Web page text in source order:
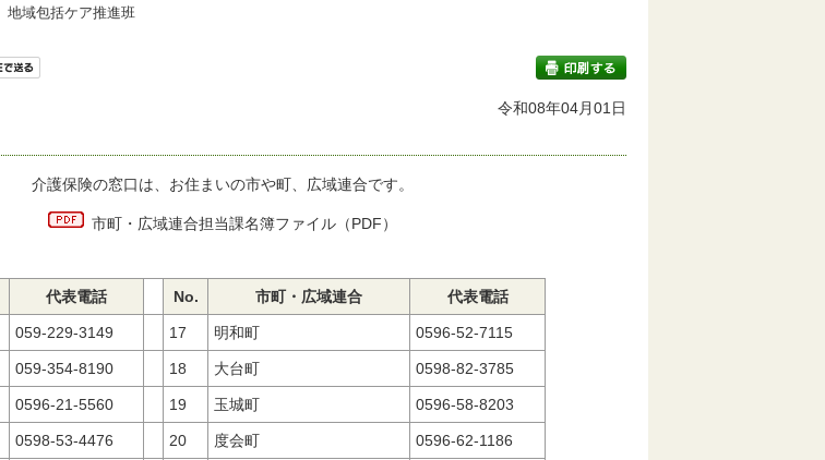
地域包括ケア推進班
印刷する
令和08年04月01日
介護保険の窓口は、お住まいの市や町、広域連合です。
市町・広域連合担当課名簿ファイル（PDF）
代表電話 No. 市町・広域連合 代表電話
059-229-3149 17 明和町 0596-52-7115
059-354-8190 18 大台町 0598-82-3785
0596-21-5560 19 玉城町 0596-58-8203
0598-53-4476 20 度会町 0596-62-1186